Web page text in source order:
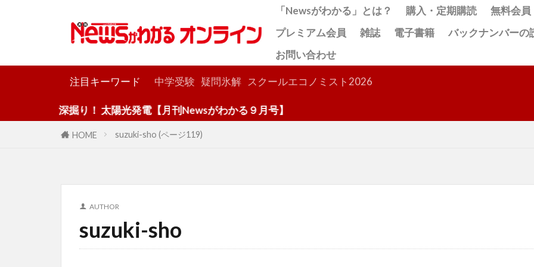
「Newsがわかる」とは？ 購入・定期購読
無料会員
プレミアム会員
雑誌 電子書籍
バックナンバーの
お問い合わせ
注目キーワード 中学受験 疑問氷解 スクールエコノミスト2026
深掘り！ 太陽光発電【月刊Newsがわかる９月号】
HOME suzuki-sho (ページ119)
AUTHOR
suzuki-sho
検索